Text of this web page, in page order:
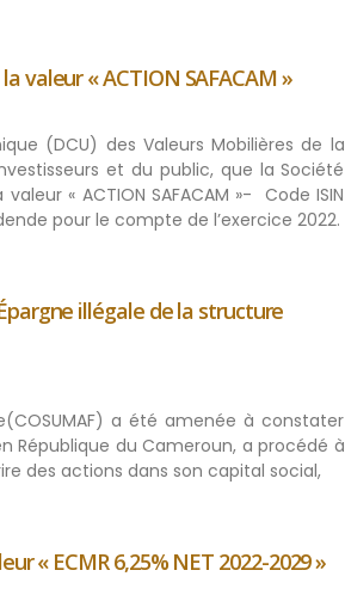
valeur « ACTION SAFACAM »
(DCU) des Valeurs Mobilières de la
et du public, que la Société
« ACTION SAFACAM »- Code ISIN
pour le compte de l’exercice 2022.
illégale de la structure
a été amenée à constater
République du Cameroun, a procédé à
des actions dans son capital social,
« ECMR 6,25% NET 2022-2029 »